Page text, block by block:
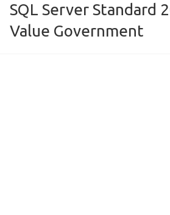
SQL Server Standard
Value Government